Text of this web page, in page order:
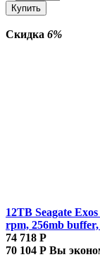
Купить
Скидка 6%
12TB Seagate
rpm, 256mb
74 718 Р
70 104 Р Вы